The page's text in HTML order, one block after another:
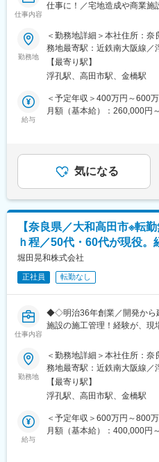
■入社後の流れ：
り、時間をかけて業務の理
寧に指導いたしますので、ご
■組織構成：
ト合わせて約50名が在籍し
ら60代と幅広い年齢の方々が
・風通しの良い社風も当社の
・近年需要が高まっている
なる品質向上、売上の拡大を
須。特に、安全衛生面の整備
あり、そこに注力いただくこ
ます。
■同社の特徴：
・安定性・将来性◎万代リテ
・1987年設立／従業員数224
様が来店するスーパーマーケ
仕事内容
仕事に！／宅地造成や商業
■業務内容：
自社で設計施工、構造計算
にて設計業務を中心に担当し
■業務詳細：
・お客様の要望をヒアリング
（間取り・デザイン・予算・
・敷地や建物の状況を確認
（住みやすさ・動線・将来性
・CADを使った設計図面の作
・建築に関する法規の確認
■働き方・環境について
・月平均残業：約10時間
→現場は奈良県中心で、管理
・出張：年1回～2回程度…日
・土日出社：年数回程度（昨
ご入社後、ご経験によりマ
ます。
■組織構成：
1名（60代）
→ベテランの社員よりマンツ
他の部署の人達にも分からな
■企業魅力
勤務地
＜勤務地詳細＞本社住所：
務地最寄駅：近鉄南大阪線／
変更の範囲：会社の定める事
【最寄り駅】
浮孔駅、高田市駅、金橋駅
給与
＜予定年収＞400万円～600
月額（基本給）：260,000円
までも目安の金額であり、
す。月給(月額)は固定手当を
気になる
【奈良県／大和高田市※転
ｈ程／50代・60代が現役。
堀田晃和株式会社
正社員 転勤なし
仕事内容
◆◇明治36年創業／開発から
施設の施工管理！経験が、現
■概要
堀田晃和株式会社は、明治36
総合商社として社会インフ
う「鉄材部」、鉄材を加工す
る「工務部」、奈良県中部
て建物の施工を行う「建設事
一貫して担える体制を強みと
勤務地
＜勤務地詳細＞本社住所：
務地最寄駅：近鉄南大阪線／
変更の範囲：会社の定める事
【最寄り駅】
浮孔駅、高田市駅、金橋駅
給与
＜予定年収＞600万円～800
月額（基本給）：400,000円